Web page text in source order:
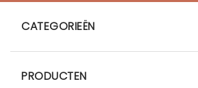
CATEGORIEËN
PRODUCTEN